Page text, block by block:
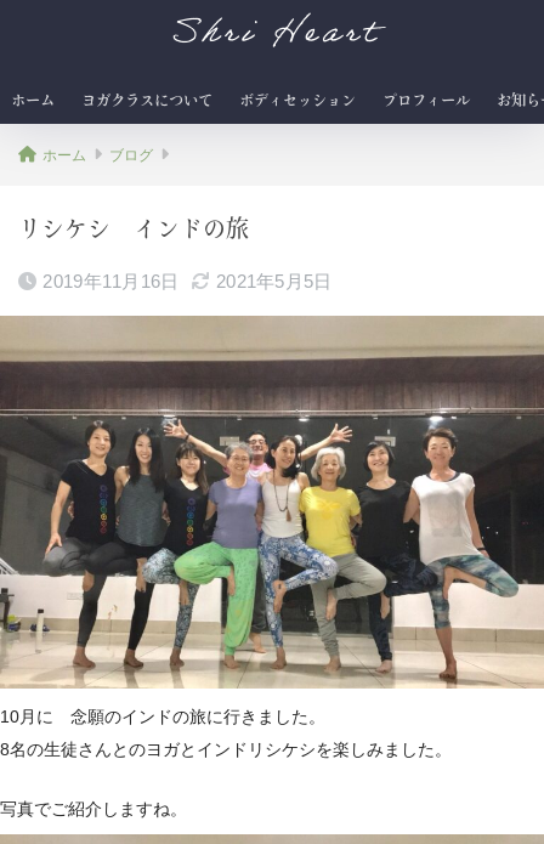
Shri Heart
ホーム ヨガクラスについて ボディセッション プロフィール お知
ホーム ブログ
リシケシ インドの旅
2019年11月16日 2021年5月5日
10月に 念願のインドの旅に行きました。
8名の生徒さんとのヨガとインドリシケシを楽しみました。
写真でご紹介しますね。